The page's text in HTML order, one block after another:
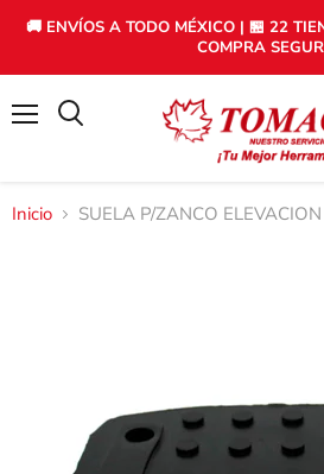
🚚 ENVÍOS A TODO MÉXICO | 🏪 22
COMPRA
Inicio SUELA P/ZANCO